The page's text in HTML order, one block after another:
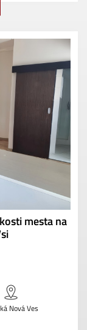
mesta na
Nová Ves